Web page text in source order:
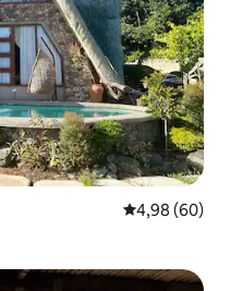
4,98 de uma
4,98 (60)